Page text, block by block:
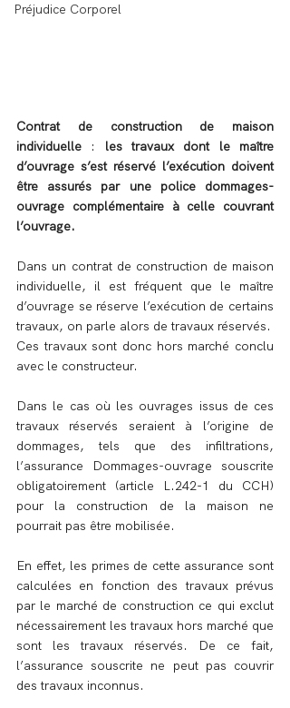
Préjudice Corporel
Contrat de construction de maison
individuelle : les travaux dont le maître
d’ouvrage s’est réservé l’exécution doivent
être assurés par une police dommages-
ouvrage complémentaire à celle couvrant
l’ouvrage.
Dans un contrat de construction de maison
individuelle, il est fréquent que le maître
d’ouvrage se réserve l’exécution de certains
travaux, on parle alors de travaux réservés.
Ces travaux sont donc hors marché conclu
avec le constructeur.
Dans le cas où les ouvrages issus de ces
travaux réservés seraient à l’origine de
dommages, tels que des infiltrations,
l’assurance Dommages-ouvrage souscrite
obligatoirement (article L.242-1 du CCH)
pour la construction de la maison ne
pourrait pas être mobilisée.
En effet, les primes de cette assurance sont
calculées en fonction des travaux prévus
par le marché de construction ce qui exclut
nécessairement les travaux hors marché que
sont les travaux réservés. De ce fait,
l’assurance souscrite ne peut pas couvrir
des travaux inconnus.